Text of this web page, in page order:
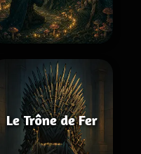
Le Trône de Fer